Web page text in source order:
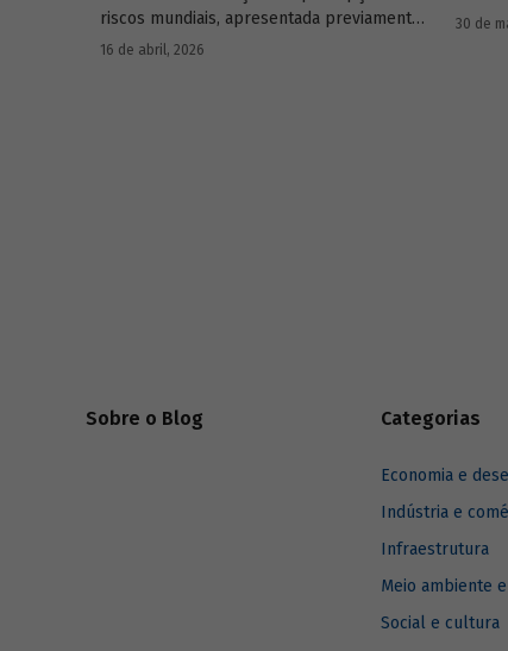
riscos mundiais, apresentada previamente
na edição 54/2025, a partir dos relatórios
16 de abril, 2026
30 de
Sobre o Blog Categorias
Economia e
Indústria e
Infraestrutura
Meio ambiente
Social e cultura